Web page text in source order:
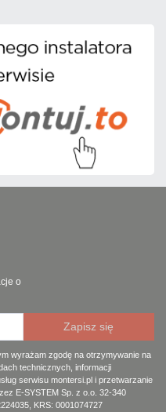
o
wyrażam zgodę na otrzymywanie na
technicznych, informacji
serwisu montersi.pl i przetwarzanie
E-SYSTEM Sp. z o.o. 32-340
KRS: 0001074727